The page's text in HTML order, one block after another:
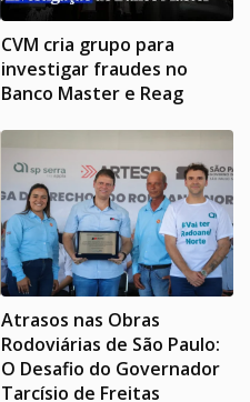
CVM cria grupo para
investigar fraudes no
Banco Master e Reag
Atrasos nas Obras
Rodoviárias de São Paulo:
O Desafio do Governador
Tarcísio de Freitas